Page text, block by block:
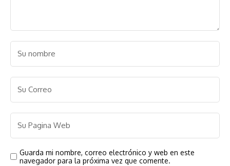
Guarda mi nombre, correo electrónico y web en este
navegador para la próxima vez que comente.